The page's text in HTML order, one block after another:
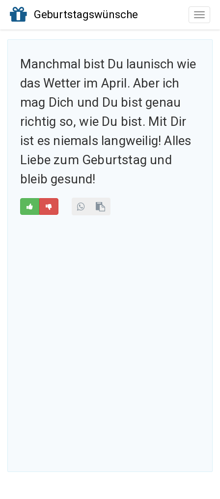
Toggle
Geburtstagswünsche
Manchmal bist Du launisch wie
das Wetter im April. Aber ich
mag Dich und Du bist genau
richtig so, wie Du bist. Mit Dir
ist es niemals langweilig! Alles
Liebe zum Geburtstag und
bleib gesund!